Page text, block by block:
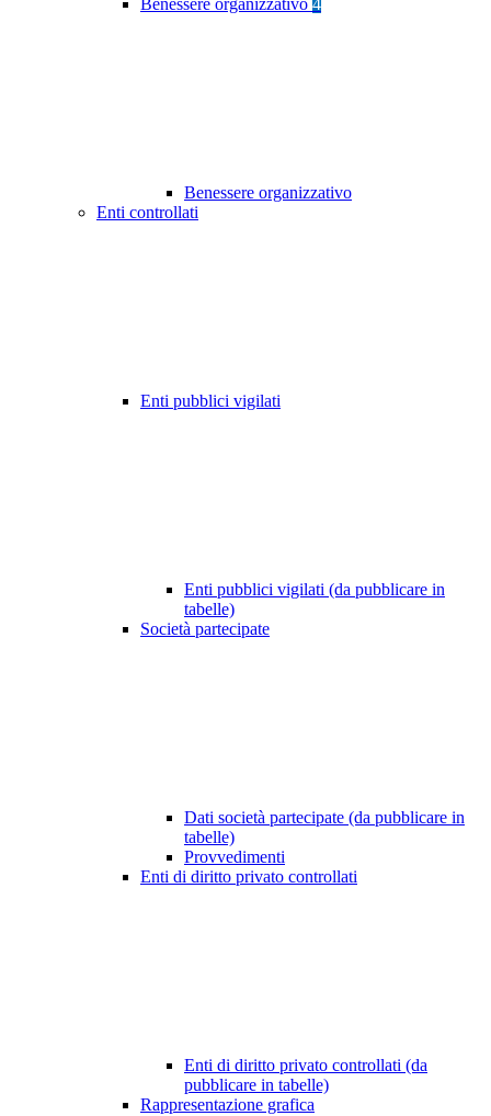
Benessere organizzativo 4
Benessere organizzativo
Enti controllati
Enti pubblici vigilati
Enti pubblici vigilati (da pubblicare in
tabelle)
Società partecipate
Dati società partecipate (da pubblicare in
tabelle)
Provvedimenti
Enti di diritto privato controllati
Enti di diritto privato controllati (da
pubblicare in tabelle)
Rappresentazione grafica